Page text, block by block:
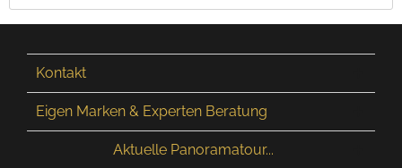
Kontakt
Eigen Marken & Experten Beratung
Aktuelle Panoramatour...